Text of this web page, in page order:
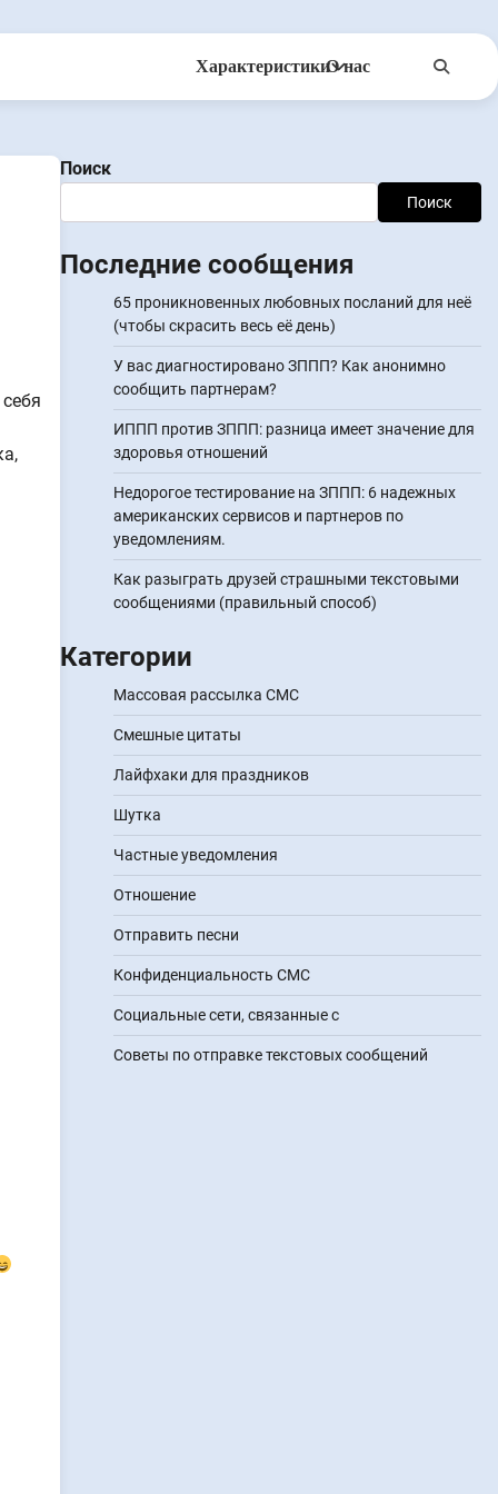
ХарактеристикиО нас
Поиск
Поиск
Последние сообщения
65 проникновенных любовных посланий для неё
(чтобы скрасить весь её день)
У вас диагностировано ЗППП? Как анонимно
сообщить партнерам?
ИППП против ЗППП: разница имеет значение для
здоровья отношений
Недорогое тестирование на ЗППП: 6 надежных
американских сервисов и партнеров по
уведомлениям.
Как разыграть друзей страшными текстовыми
сообщениями (правильный способ)
Категории
Массовая рассылка СМС
Смешные цитаты
Лайфхаки для праздников
Шутка
Частные уведомления
Отношение
Отправить песни
Конфиденциальность СМС
Социальные сети, связанные с
Советы по отправке текстовых сообщений